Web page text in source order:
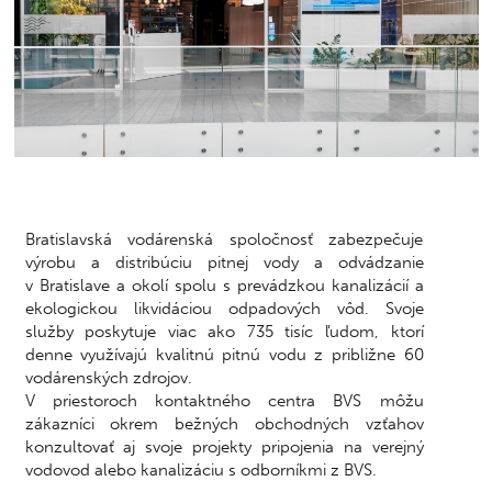
Bratislavská vodárenská spoločnosť zabezpečuje
výrobu a distribúciu pitnej vody a odvádzanie
v Bratislave a okolí spolu s prevádzkou kanalizácií a
ekologickou likvidáciou odpadových vôd. Svoje
služby poskytuje viac ako 735 tisíc ľudom, ktorí
denne využívajú kvalitnú pitnú vodu z približne 60
vodárenských zdrojov.
V priestoroch kontaktného centra BVS môžu
zákazníci okrem bežných obchodných vzťahov
konzultovať aj svoje projekty pripojenia na verejný
vodovod alebo kanalizáciu s odborníkmi z BVS.